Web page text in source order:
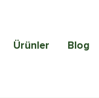
Ürünler Blog